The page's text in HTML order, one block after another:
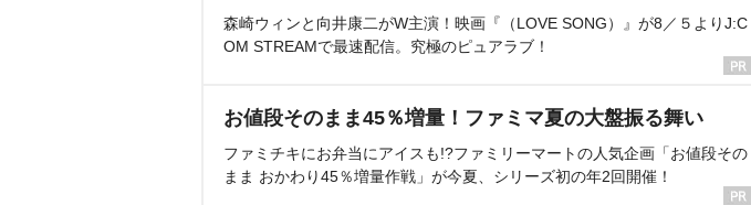
森崎ウィンと向井康二がW主演！映画『（LOVE SONG）』が8／５よりJ:C
OM STREAMで最速配信。究極のピュアラブ！
お値段そのまま45％増量！ファミマ夏の大盤振る舞い
ファミチキにお弁当にアイスも!?ファミリーマートの人気企画「お値段その
まま おかわり45％増量作戦」が今夏、シリーズ初の年2回開催！